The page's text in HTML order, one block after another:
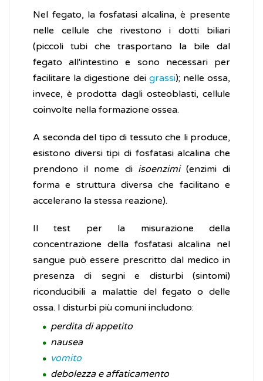
Nel fegato, la fosfatasi alcalina, è presente
nelle cellule che rivestono i dotti biliari
(piccoli tubi che trasportano la bile dal
fegato all'intestino e sono necessari per
facilitare la digestione dei grassi); nelle ossa,
invece, è prodotta dagli osteoblasti, cellule
coinvolte nella formazione ossea.
A seconda del tipo di tessuto che li produce,
esistono diversi tipi di fosfatasi alcalina che
prendono il nome di isoenzimi(enzimi di
forma e struttura diversa che facilitano e
accelerano la stessa reazione).
Il test per la misurazione della
concentrazione della fosfatasi alcalina nel
sangue può essere prescritto dal medico in
presenza di segni e disturbi (sintomi)
riconducibili a malattie del fegato o delle
ossa. I disturbi più comuni includono:
perdita di appetito
nausea
vomito
debolezza e affaticamento